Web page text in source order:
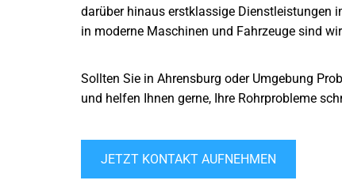
darüber hinaus erstklassige Dienstleistungen
in moderne Maschinen und Fahrzeuge sind
Sollten Sie in Ahrensburg oder Umgebung
und helfen Ihnen gerne, Ihre Rohrprobleme
JETZT KONTAKT AUFNEHMEN